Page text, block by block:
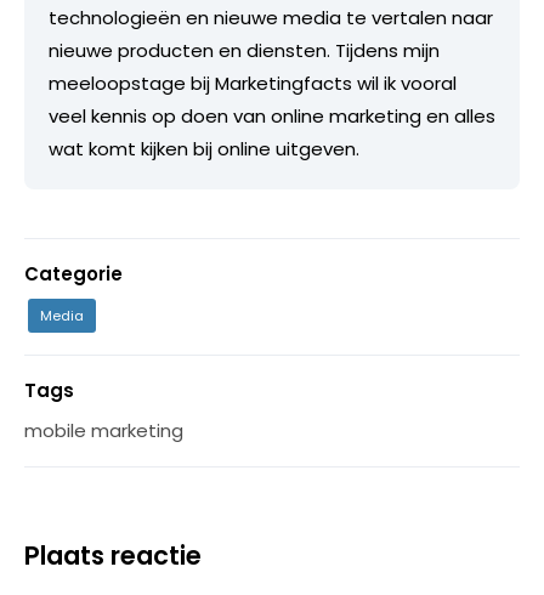
technologieën en nieuwe media te vertalen naar
nieuwe producten en diensten. Tijdens mijn
meeloopstage bij Marketingfacts wil ik vooral
veel kennis op doen van online marketing en alles
wat komt kijken bij online uitgeven.
Categorie
Media
Tags
mobile marketing
Plaats reactie